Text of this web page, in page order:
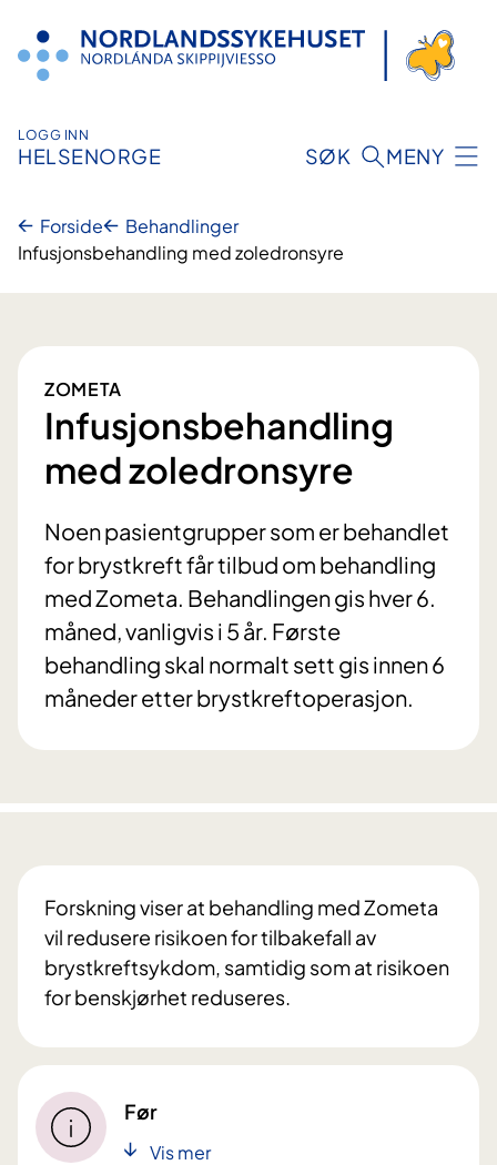
innhold
LOGG INN
HELSENORGE SØK MENY
Forside
Behandlinger
Infusjonsbehandling med zoledronsyre
ZOMETA
Infusjonsbehandling
med zoledronsyre
Noen pasientgrupper som er behandlet
for brystkreft får tilbud om behandling
med Zometa. Behandlingen gis hver 6.
måned, vanligvis i 5 år. Første
behandling skal normalt sett gis innen 6
måneder etter brystkreftoperasjon.
Forskning viser at behandling med Zometa
vil redusere risikoen for tilbakefall av
brystkreftsykdom, samtidig som at risikoen
for benskjørhet reduseres.
Før
Vis mer